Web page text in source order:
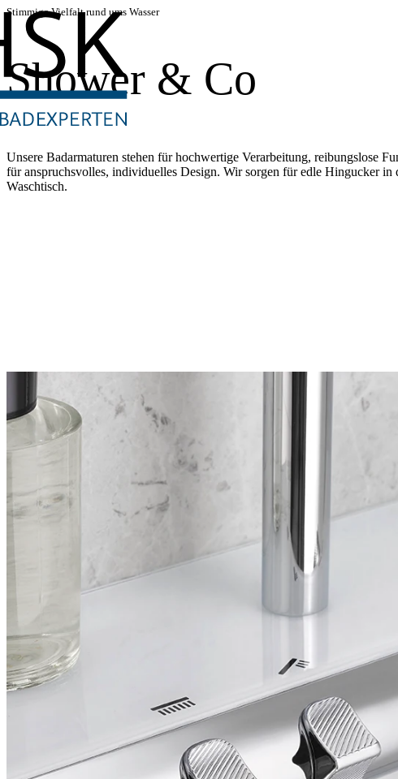
Stimmige Vielfalt rund ums Wasser
Shower & Co
Unsere Badarmaturen stehen für hochwertige Verarbeitung, reibungslose
für anspruchsvolles, individuelles Design. Wir sorgen für edle Hingucker in
Waschtisch.